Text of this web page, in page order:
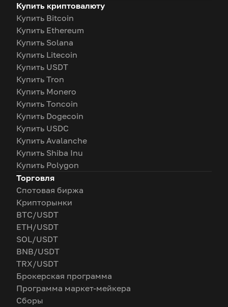
Купить криптовалюту
Купить Bitcoin
Купить Ethereum
Купить Solana
Купить Litecoin
Купить USDT
Купить Tron
Купить Monero
Купить Toncoin
Купить Dogecoin
Купить USDC
Купить Avalanche
Купить Shiba Inu
Купить Polygon
Торговля
Спотовая биржа
Крипторынки
BTC/USDT
ETH/USDT
SOL/USDT
BNB/USDT
TRX/USDT
Брокерская программа
Программа маркет-мейкера
Сборы